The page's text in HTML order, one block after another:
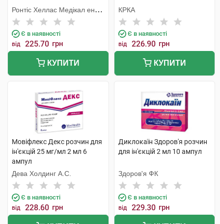
Ронтіс Хеллас Медікал енд
Фармасьютікал Продактс
С.А.
Є в наявності
від 225.70 грн
КУПИТИ
КРКА
Є в наявності
від 226.90 грн
КУПИТИ
Мовіфлекс Декс розчин для
ін'єкцій 25 мг/мл 2 мл 6
ампул
Дева Холдинг А.С.
Є в наявності
від 228.60 грн
Диклокаїн Здоров'я розчин
для ін'єкцій 2 мл 10 ампул
Здоров'я ФК
Є в наявності
від 229.30 грн